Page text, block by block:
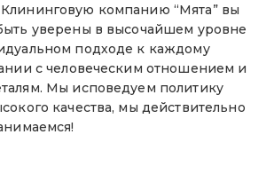
компанию “Мята” вы
уверены в высочайшем уровне
подходе к каждому
с человеческим отношением и
Мы исповедуем политику
качества, мы действительно